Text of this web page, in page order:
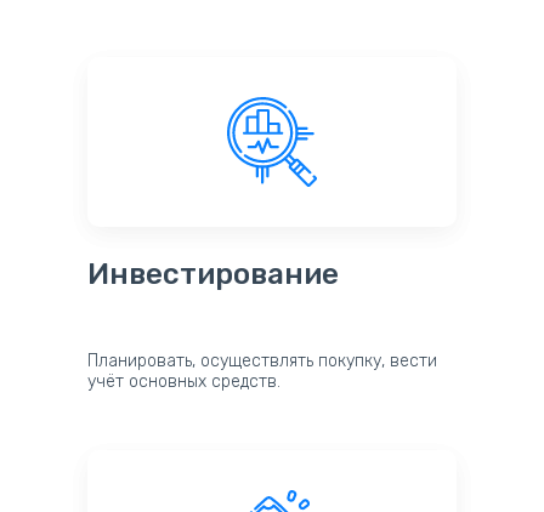
Инвестирование
Планировать, осуществлять покупку, вести
учёт основных средств.